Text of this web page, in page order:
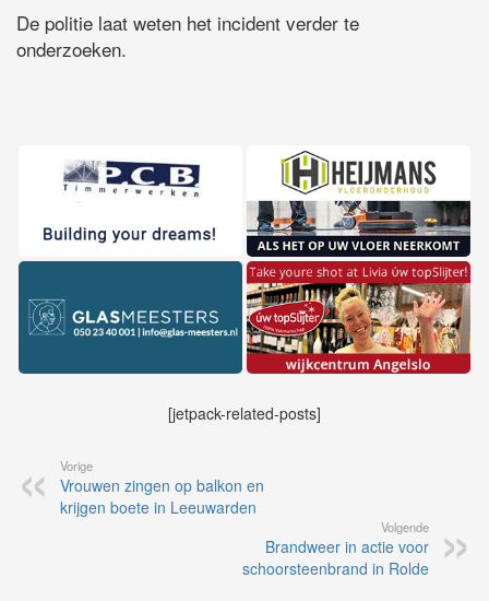
De politie laat weten het incident verder te
onderzoeken.
[jetpack-related-posts]
Vorige
Vrouwen zingen op balkon en
krijgen boete in Leeuwarden
Volgende
Brandweer in actie voor
schoorsteenbrand in Rolde